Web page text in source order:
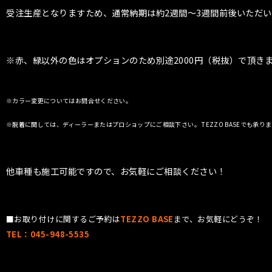
受注生産となりますため、通常納期は約2週間〜3週間前後いただい
※赤、緑以外の色はオプションのため別途2000円（税抜）で頂きま
※カラー変更についてはお問合せください。
※脱着に関しては、ディーラーまたはプロショップにご相談下さい。 TEZZO BASEでも承りま
他車種も施工可能ですので、お気軽にご相談ください！
■お取り付けに関するご予約はTEZZO BASE まで、お気軽にどうぞ！
TEL：045-948-5535